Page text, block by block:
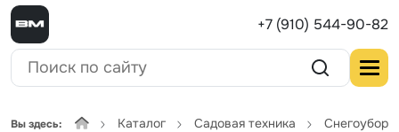
+7 (910) 544-90-82
Вы здесь: Каталог Садовая техника